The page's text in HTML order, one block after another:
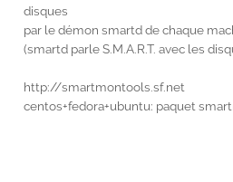
disques
par le démon smartd de chaque
(smartd parle S.M.A.R.T. avec les
http://smartmontools.sf.net
centos+fedora+ubuntu: paquet